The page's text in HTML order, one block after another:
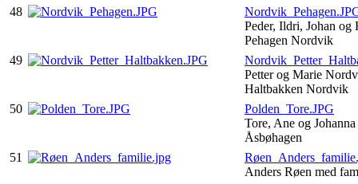
48
Peder, Ildri, Johan
Pehagen Nordvik
49
Petter og Marie
Haltbakken Nordvik
50
Polden_Tore.JPG
Tore, Ane og
Åsbøhagen
51
Anders Røen med